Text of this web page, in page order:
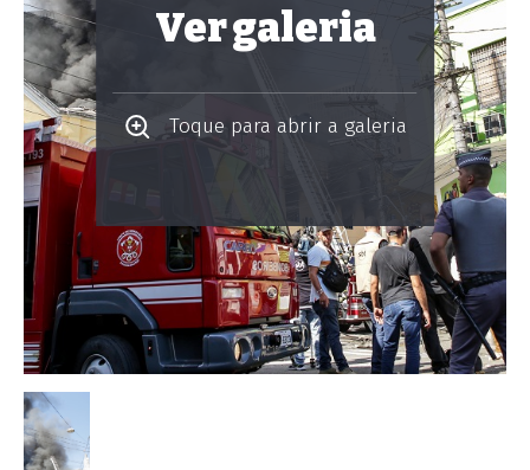
Ver galeria
Toque para abrir a galeria